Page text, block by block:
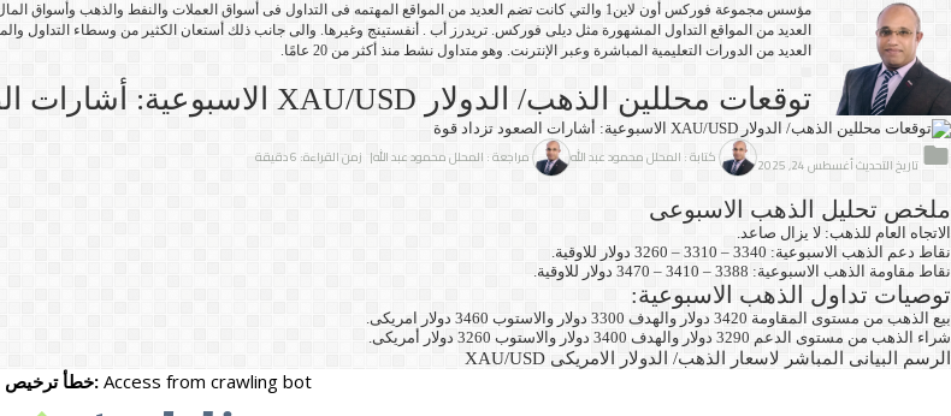
العديد من المواقع التداول المشهورة مثل ديلى فوركس. تريدرز أب . أنفستينج وغيرها. والى جانب ذلك أستعان الكثير من وسطاء التداول
العديد من الدورات التعليمية المباشرة وعبر الإنترنت. وهو متداول نشط منذ أكثر من 20 عامًا.
توقعات محللين الذهب/ الدولار XAU/USD الاسبوعية: أشارات الصعود تزداد قوة
تاريخ التحديث أغسطس 24, 2025 كتابة : المحلل محمود عبد الله مراجعة : المحلل محمود عبد الله| زمن القراءة: 6 دقيقة
ملخص تحليل الذهب الاسبوعى
الاتجاه العام للذهب: لا يزال صاعد.
نقاط دعم الذهب الاسبوعية: 3340 – 3310 – 3260 دولار للاوقية.
نقاط مقاومة الذهب الاسبوعية: 3388 – 3410 – 3470 دولار للاوقية.
توصيات تداول الذهب الاسبوعية:
بيع الذهب من مستوى المقاومة 3420 دولار والهدف 3300 دولار والاستوب 3460 دولار امريكى.
شراء الذهب من مستوى الدعم 3290 دولار والهدف 3400 دولار والاستوب 3260 دولار أمريكى.
الرسم البيانى المباشر لاسعار الذهب/ الدولار الامريكى XAU/USD